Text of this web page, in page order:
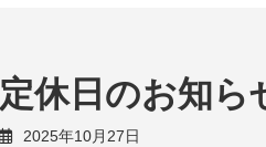
定休日のお知ら
2025年10月27日